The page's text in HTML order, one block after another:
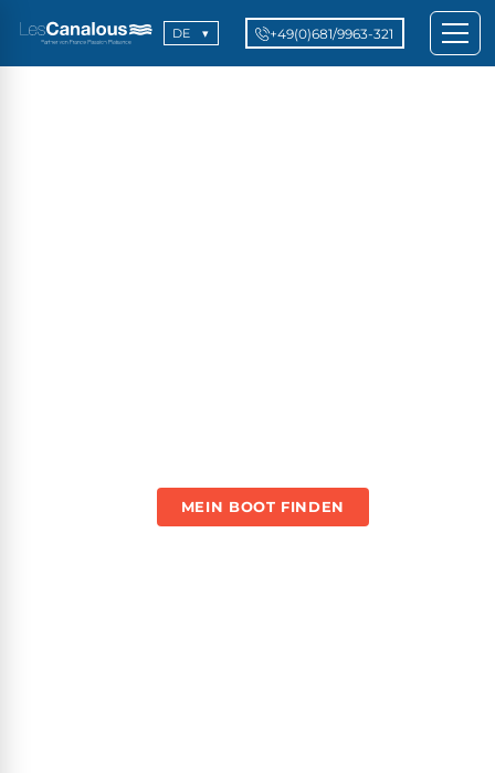
DE +49(0)681/9963-321
MEIN BOOT FINDEN